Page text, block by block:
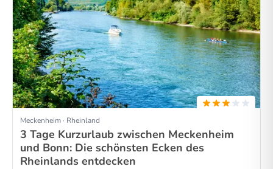
Meckenheim · Rheinland
3 Tage Kurzurlaub zwischen Meckenheim
und Bonn: Die schönsten Ecken des
Rheinlands entdecken